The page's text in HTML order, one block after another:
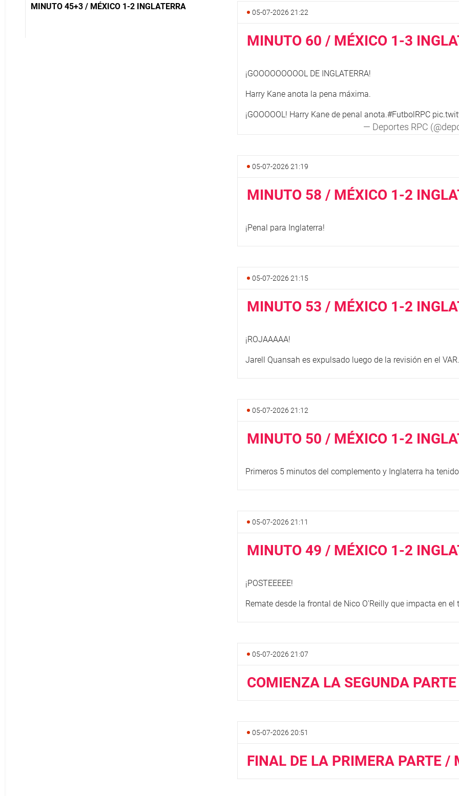
MINUTO 45+3 / MÉXICO 1-2 INGLATERRA
05-07-2026 21:22
MINUTO 60 / MÉXICO 1-3
¡GOOOOOOOOOL DE INGLATERRA!
Harry Kane anota la pena máxima.
¡GOOOOOL! Harry Kane de penal anota.#FutbolRPC
— Deportes RPC
05-07-2026 21:19
MINUTO 58 / MÉXICO 1-2
¡Penal para Inglaterra!
05-07-2026 21:15
MINUTO 53 / MÉXICO 1-2
¡ROJAAAAA!
Jarell Quansah es expulsado luego de la revisión en el VAR.
05-07-2026 21:12
MINUTO 50 / MÉXICO 1-2
Primeros 5 minutos del complemento y Inglaterra ha
05-07-2026 21:11
MINUTO 49 / MÉXICO 1-2
¡POSTEEEEE!
Remate desde la frontal de Nico O'Reilly que impacta en el
05-07-2026 21:07
COMIENZA LA SEGUNDA
05-07-2026 20:51
FINAL DE LA PRIMERA PARTE /